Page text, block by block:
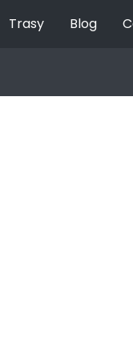
Trasy Blog